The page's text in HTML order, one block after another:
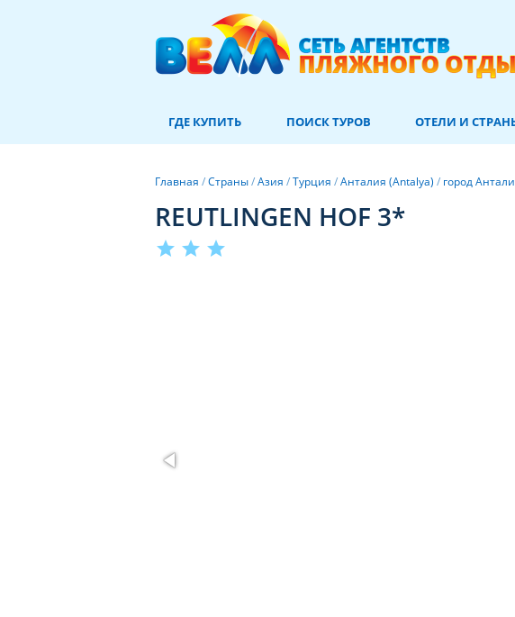
ГДЕ КУПИТЬ ПОИСК ТУРОВ ОТЕЛИ И
Главная /Страны/Азия /Турция /Анталия (Antalya) / город
REUTLINGEN HOF 3*
star star star